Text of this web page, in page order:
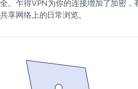
全。乍得VPN为你的连接增加了加密，
共享网络上的日常浏览。